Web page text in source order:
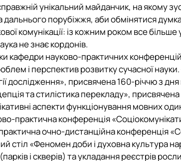
унікальний майданчик, на якому
дальнього порубіжжя, аби обмінятися
комунікації: із кожним роком все
не знає кордонів.
науково-практичних
і перспектив розвитку сучасної
дослідження», присвячена 160-річчю з
та стилістика перекладу»,
аспекти функціонування мовних
практична конференція
очно-дистанційна конференція
стіл «Феномен доби і духовна культура
і скверів) та укладання реєстрів